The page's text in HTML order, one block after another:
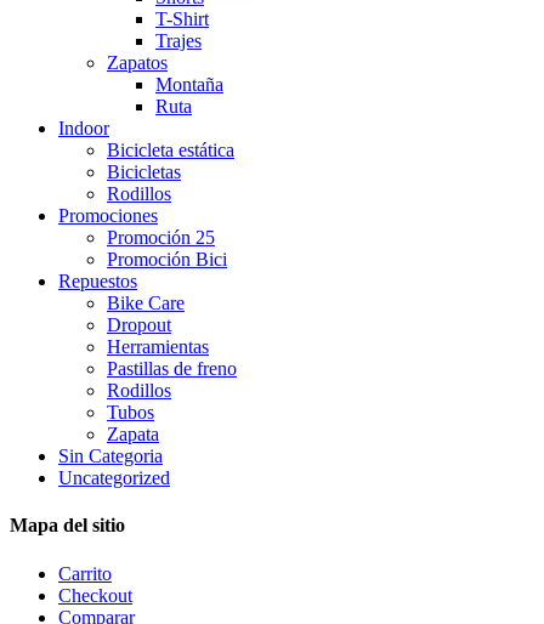
T-Shirt
Trajes
Zapatos
Montaña
Ruta
Indoor
Bicicleta estática
Bicicletas
Rodillos
Promociones
Promoción 25
Promoción Bici
Repuestos
Bike Care
Dropout
Herramientas
Pastillas de freno
Rodillos
Tubos
Zapata
Sin Categoria
Uncategorized
Mapa del sitio
Carrito
Checkout
Comparar